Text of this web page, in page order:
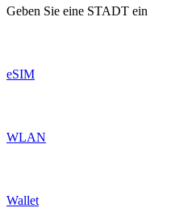
Geben Sie eine STADT ein
eSIM
WLAN
Wallet